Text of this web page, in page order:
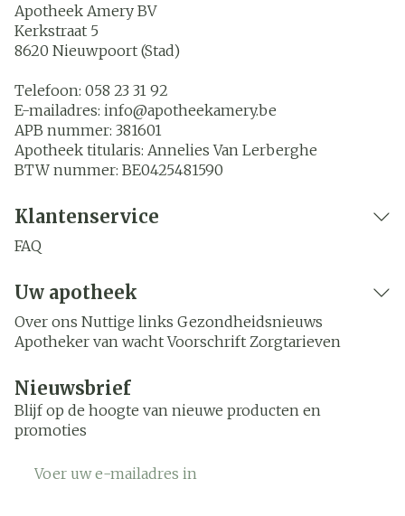
Apotheek Amery BV
Kerkstraat 5
8620 Nieuwpoort (Stad)
Telefoon: 058 23 31 92
E-mailadres: info@apotheekamery.be
APB nummer: 381601
Apotheek titularis: Annelies Van Lerberghe
BTW nummer: BE0425481590
Klantenservice
FAQ
Uw apotheek
Over ons Nuttige links Gezondheidsnieuws
Apotheker van wacht Voorschrift Zorgtarieven
Nieuwsbrief
Blijf op de hoogte van nieuwe producten en
promoties